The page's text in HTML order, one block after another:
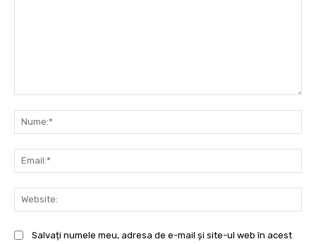
Salvați numele meu, adresa de e-mail și site-ul web în acest